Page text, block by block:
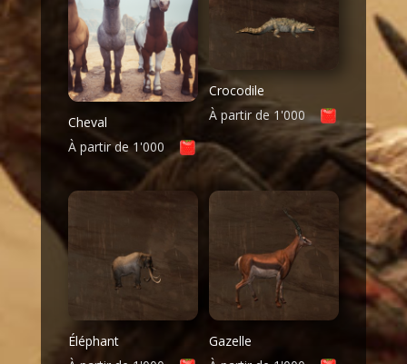
Cheval
À partir de1'000
Crocodile
À partir de 1'000
Éléphant
Gazelle